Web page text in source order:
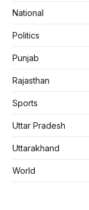
National
Politics
Punjab
Rajasthan
Sports
Uttar Pradesh
Uttarakhand
World